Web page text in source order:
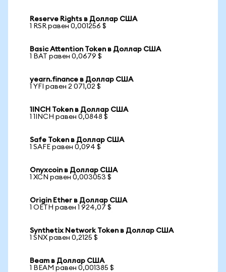
Reserve Rights в Доллар США
1 RSR равен 0,001256 $
Basic Attention Token в Доллар США
1 BAT равен 0,0679 $
yearn.finance в Доллар США
1 YFI равен 2 071,02 $
1INCH Token в Доллар США
1 1INCH равен 0,0848 $
Safe Token в Доллар США
1 SAFE равен 0,094 $
Onyxcoin в Доллар США
1 XCN равен 0,003053 $
Origin Ether в Доллар США
1 OETH равен 1 924,07 $
Synthetix Network Token в Доллар США
1 SNX равен 0,2125 $
Beam в Доллар США
1 BEAM равен 0,001385 $